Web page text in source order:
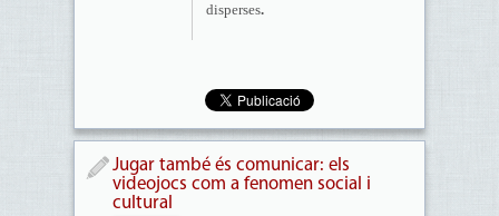
disperses.
Jugar també és comunicar: els
videojocs com a fenomen social i
cultural